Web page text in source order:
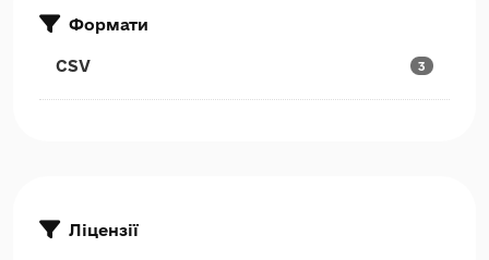
Формати
CSV 3
Ліцензії